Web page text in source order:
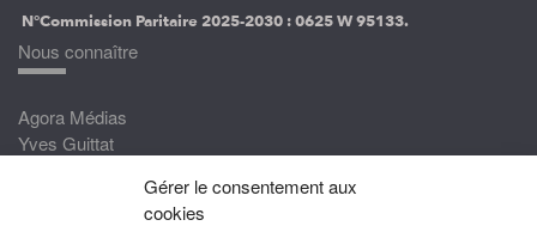
Gérer le consentement aux
cookies
N°Commission Paritaire 2025-2030 :0625 W 95133.
Nous connaître
Agora Médias
Yves Guittat